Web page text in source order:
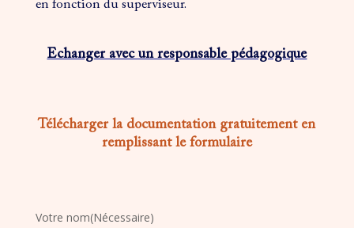
en fonction du superviseur.
Echanger avec un responsable pédagogique
Télécharger la documentation gratuitement en
remplissant le formulaire
Votre nom(Nécessaire)